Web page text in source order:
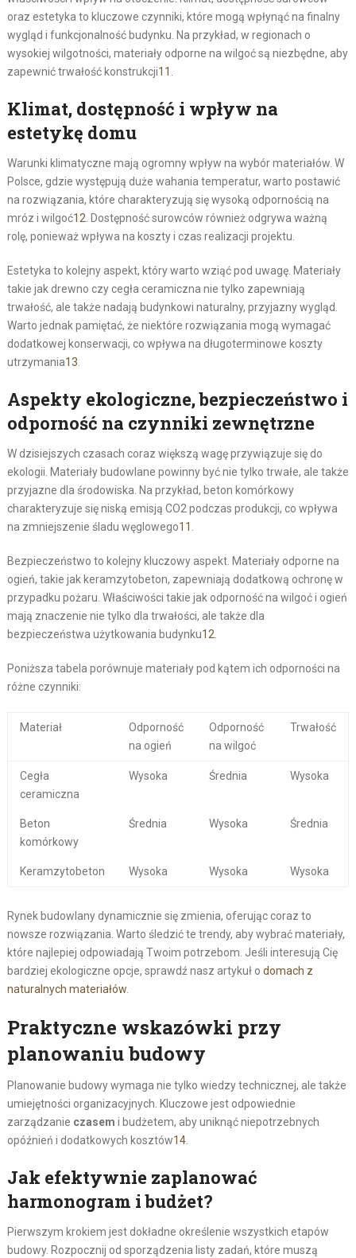
oraz estetyka to kluczowe czynniki, które mogą wpłynąć na finalny
wygląd i funkcjonalność budynku. Na przykład, w regionach o
wysokiej wilgotności, materiały odporne na wilgoć są niezbędne, aby
zapewnić trwałość konstrukcji11 .
Klimat, dostępność i wpływ na
estetykę domu
Warunki klimatyczne mają ogromny wpływ na wybór materiałów. W
Polsce, gdzie występują duże wahania temperatur, warto postawić
na rozwiązania, które charakteryzują się wysoką odpornością na
mróz i wilgoć12. Dostępność surowców również odgrywa ważną
rolę, ponieważ wpływa na koszty i czas realizacji projektu.
Estetyka to kolejny aspekt, który warto wziąć pod uwagę. Materiały
takie jak drewno czy cegła ceramiczna nie tylko zapewniają
trwałość, ale także nadają budynkowi naturalny, przyjazny wygląd.
Warto jednak pamiętać, że niektóre rozwiązania mogą wymagać
dodatkowej konserwacji, co wpływa na długoterminowe koszty
utrzymania13.
Aspekty ekologiczne, bezpieczeństwo i
odporność na czynniki zewnętrzne
W dzisiejszych czasach coraz większą wagę przywiązuje się do
ekologii. Materiały budowlane powinny być nie tylko trwałe, ale także
przyjazne dla środowiska. Na przykład, beton komórkowy
charakteryzuje się niską emisją CO2 podczas produkcji, co wpływa
na zmniejszenie śladu węglowego11 .
Bezpieczeństwo to kolejny kluczowy aspekt. Materiały odporne na
ogień, takie jak keramzytobeton, zapewniają dodatkową ochronę w
przypadku pożaru. Właściwości takie jak odporność na wilgoć i ogień
mają znaczenie nie tylko dla trwałości, ale także dla
bezpieczeństwa użytkowania budynku12.
Poniższa tabela porównuje materiały pod kątem ich odporności na
różne czynniki:
Materiał
Odporność
na ogień
Odporność
na wilgoć
Trwałość
Cegła
ceramiczna
Wysoka Średnia Wysoka
Beton
komórkowy
Średnia Wysoka Średnia
Keramzytobeton Wysoka Wysoka Wysoka
Rynek budowlany dynamicznie się zmienia, oferując coraz to
nowsze rozwiązania. Warto śledzić te trendy, aby wybrać materiały,
które najlepiej odpowiadają Twoim potrzebom. Jeśli interesują Cię
bardziej ekologiczne opcje, sprawdź nasz artykuł o domach z
naturalnych materiałów.
Praktyczne wskazówki przy
planowaniu budowy
Planowanie budowy wymaga nie tylko wiedzy technicznej, ale także
umiejętności organizacyjnych. Kluczowe jest odpowiednie
zarządzanie czasem i budżetem, aby uniknąć niepotrzebnych
opóźnień i dodatkowych kosztów14.
Jak efektywnie zaplanować
harmonogram i budżet?
Pierwszym krokiem jest dokładne określenie wszystkich etapów
budowy. Rozpocznij od sporządzenia listy zadań, które muszą